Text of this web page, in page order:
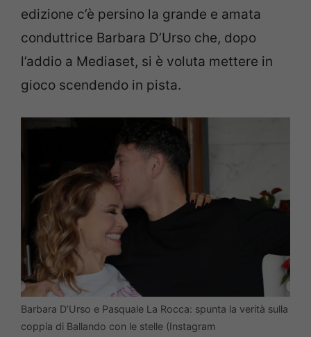
edizione c’è persino la grande e amata
conduttrice Barbara D’Urso che, dopo
l’addio a Mediaset, si è voluta mettere in
gioco scendendo in pista.
Barbara D’Urso e Pasquale La Rocca: spunta la verità sulla
coppia di Ballando con le stelle (Instagram